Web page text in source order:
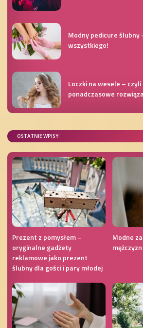
Modny pedicure ślubny
wszystkiego!
Loczki na wesele –
ponadczasowe
OSTATNIE WPISY:
Prezent z pomysłem –
oryginalne gadżety
reklamowe jako prezent
ślubny dla gości i pary młodej
Modne
mężczyzn